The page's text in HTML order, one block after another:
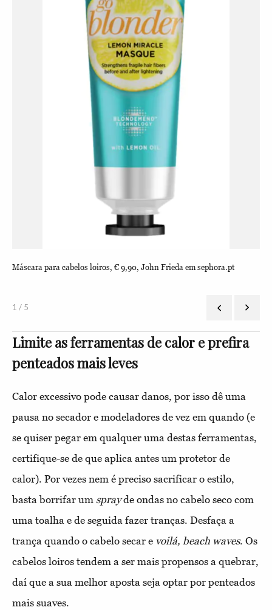
Máscara para cabelos loiros, € 9,90, John Frieda em sephora.pt
1 / 5
Limite as ferramentas de calor e prefira
penteados mais leves
Calor excessivo pode causar danos, por isso dê uma
pausa no secador e modeladores de vez em quando (e
se quiser pegar em qualquer uma destas ferramentas,
certifique-se de que aplica antes um protetor de
calor). Por vezes nem é preciso sacrificar o estilo,
basta borrifar um sprayde ondas no cabelo seco com
uma toalha e de seguida fazer tranças. Desfaça a
trança quando o cabelo secar e voilá, beach waves. Os
cabelos loiros tendem a ser mais propensos a quebrar,
daí que a sua melhor aposta seja optar por penteados
mais suaves.